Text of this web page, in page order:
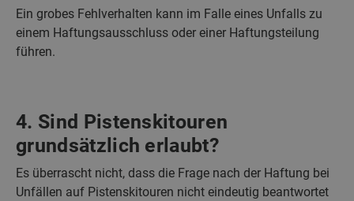
Ein grobes Fehlverhalten kann im Falle eines Unfalls zu
einem Haftungsausschluss oder einer Haftungsteilung
führen.
4. Sind Pistenskitouren
grundsätzlich erlaubt?
Es überrascht nicht, dass die Frage nach der Haftung bei
Unfällen auf Pistenskitouren nicht eindeutig beantwortet